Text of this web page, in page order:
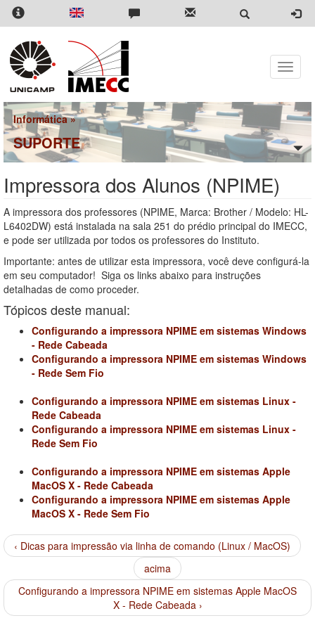
Pular
para
conteúdo
principal
Toggle
Informática»
SUPORTE
Impressora dos Alunos (NPIME)
A impressora dos professores (NPIME, Marca: Brother / Modelo: HL-
L6402DW) está instalada na sala 251 do prédio principal do IMECC,
e pode ser utilizada por todos os professores do Instituto.
Importante: antes de utilizar esta impressora, você deve configurá-la
em seu computador! Siga os links abaixo para instruções
detalhadas de como proceder.
Tópicos deste manual:
Configurando a impressora NPIME em sistemas Windows
- Rede Cabeada
Configurando a impressora NPIME em sistemas Windows
- Rede Sem Fio
Configurando a impressora NPIME em sistemas Linux -
Rede Cabeada
Configurando a impressora NPIME em sistemas Linux -
Rede Sem Fio
Configurando a impressora NPIME em sistemas Apple
MacOS X - Rede Cabeada
Configurando a impressora NPIME em sistemas Apple
MacOS X - Rede Sem Fio
‹ Dicas para impressão via linha de comando (Linux / MacOS)
acima
Configurando a impressora NPIME em sistemas Apple MacOS
X - Rede Cabeada ›